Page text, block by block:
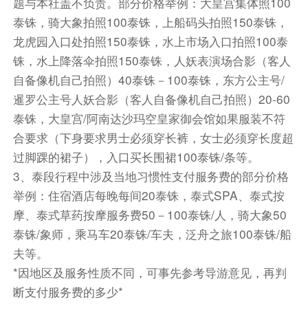
国家森林公园区的兰谷度假村，由翠绿的高山及清
澈的溪流所环抱，远离尘嚣与雾霾。一栋栋兰纳特
色高脚屋，在泰国已经难得见到。可以独自坐在小
木屋中，也可以坐在河畔，任由涓涓溪流流淌过脚
尖，或者骑车观赏山间风景，值得一提的是兰谷庄
园被选为2023年的全球先生形象照拍摄地之一。
【体验泰式服拍照留念】穿上当地特色泰服，留下
泰味十足的回忆照片。【DIY泰式凉拌木瓜丝】教
你如何制作凉拌木瓜丝，您可体验亲手自制凉拌木
瓜丝并品尝自己的成果.经过学习也许你从此会爱
上烹饪，爱上泰餐。
餐饮
早餐：已含
住宿
清迈FURAMA或RARINTREE或AE LANA或
泰铢，骑大象拍照100泰铢，上船码头拍照150泰铢，
龙虎园入口处拍照150泰铢，水上市场入口拍照100泰
铢，水上降落伞拍照150泰铢，人妖表演场合影（客人
自备像机自己拍照）40泰铢－100泰铢，东方公主号/
暹罗公主号人妖合影（客人自备像机自己拍照）20-60
泰铢，大皇宫/阿南达沙玛空皇家御会馆如果服装不符
合要求（下身要求男士必须穿长裤，女士必须穿长度超
过脚踝的裙子），入口买长围裙100泰铢/条等。
3、泰段行程中涉及当地习惯性支付服务费的部分价格
举例：住宿酒店每晚每间20泰铢，泰式SPA、泰式按
摩、泰式草药按摩服务费50－100泰铢/人，骑大象50
泰铢/象师，乘马车20泰铢/车夫，泛舟之旅100泰铢/船
夫等。
*因地区及服务性质不同，可事先参考导游意见，再判
断支付服务费的多少*